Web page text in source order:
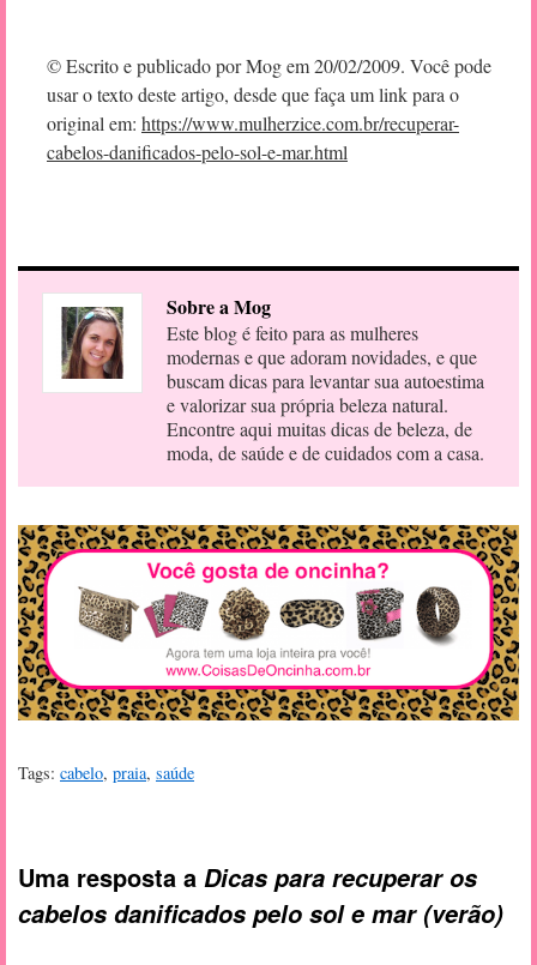
© Escrito e publicado por Mog em 20/02/2009. Você pode
usar o texto deste artigo, desde que faça um link para o
original em: https://www.mulherzice.com.br/recuperar-
cabelos-danificados-pelo-sol-e-mar.html
Sobre a Mog
Este blog é feito para as mulheres
modernas e que adoram novidades, e que
buscam dicas para levantar sua autoestima
e valorizar sua própria beleza natural.
Encontre aqui muitas dicas de beleza, de
moda, de saúde e de cuidados com a casa.
Tags: cabelo, praia, saúde
Uma resposta a Dicas para recuperar os
cabelos danificados pelo sol e mar (verão)